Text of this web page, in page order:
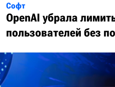
Софт
OpenAI убрала
пользователей без